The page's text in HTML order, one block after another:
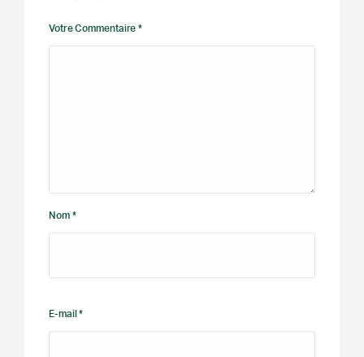
Votre Commentaire *
Nom *
E-mail *